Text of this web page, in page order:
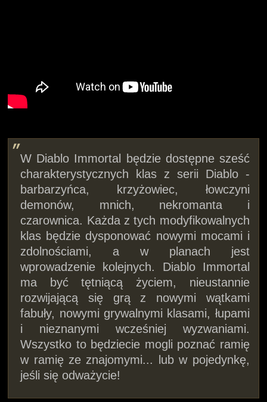
W Diablo Immortal będzie dostępne sześć
charakterystycznych klas z serii Diablo -
barbarzyńca, krzyżowiec, łowczyni
demonów, mnich, nekromanta i
czarownica. Każda z tych modyfikowalnych
klas będzie dysponować nowymi mocami i
zdolnościami, a w planach jest
wprowadzenie kolejnych. Diablo Immortal
ma być tętniącą życiem, nieustannie
rozwijającą się grą z nowymi wątkami
fabuły, nowymi grywalnymi klasami, łupami
i nieznanymi wcześniej wyzwaniami.
Wszystko to będziecie mogli poznać ramię
w ramię ze znajomymi... lub w pojedynkę,
jeśli się odważycie!